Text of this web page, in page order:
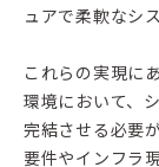
ュアで柔軟なシ
これらの実現に
環境において、
完結させる必要
要件やインフラ